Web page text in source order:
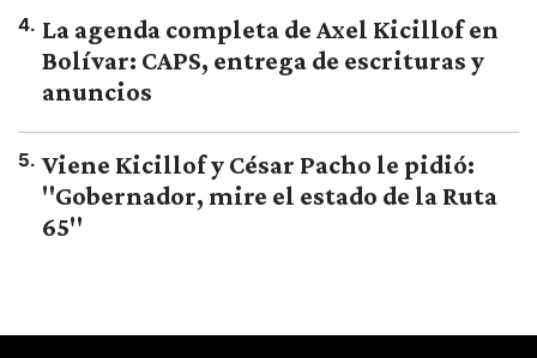
4. La agenda completa de Axel Kicillof en
Bolívar: CAPS, entrega de escrituras y
anuncios
5. Viene Kicillof y César Pacho le pidió:
"Gobernador, mire el estado de la Ruta
65"